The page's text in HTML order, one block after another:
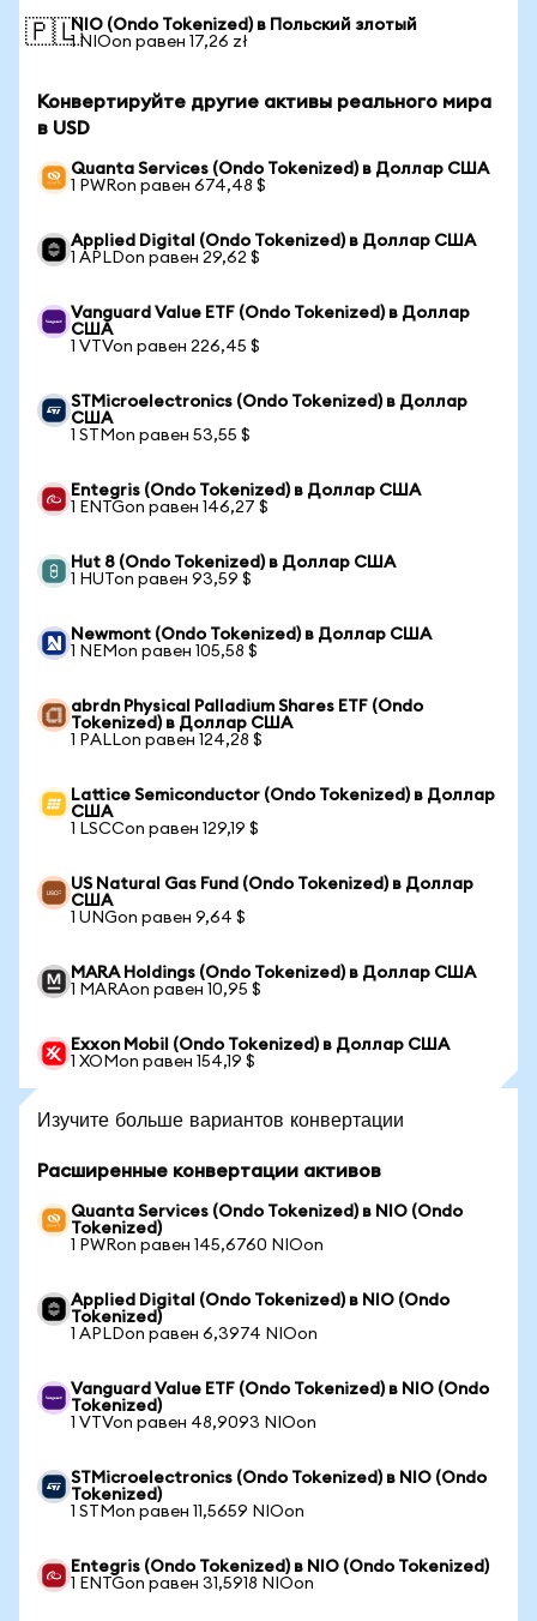
🇵🇱NIO (Ondo Tokenized) в Польский злотый
1 NIOon равен 17,26 zł
Конвертируйте другие активы реального мира
в USD
Quanta Services (Ondo Tokenized) в Доллар США
1 PWRon равен 674,48 $
Applied Digital (Ondo Tokenized) в Доллар США
1 APLDon равен 29,62 $
Vanguard Value ETF (Ondo Tokenized) в Доллар
США
1 VTVon равен 226,45 $
STMicroelectronics (Ondo Tokenized) в Доллар
США
1 STMon равен 53,55 $
Entegris (Ondo Tokenized) в Доллар США
1 ENTGon равен 146,27 $
Hut 8 (Ondo Tokenized) в Доллар США
1 HUTon равен 93,59 $
Newmont (Ondo Tokenized) в Доллар США
1 NEMon равен 105,58 $
abrdn Physical Palladium Shares ETF (Ondo
Tokenized) в Доллар США
1 PALLon равен 124,28 $
Lattice Semiconductor (Ondo Tokenized) в Доллар
США
1 LSCCon равен 129,19 $
US Natural Gas Fund (Ondo Tokenized) в Доллар
США
1 UNGon равен 9,64 $
MARA Holdings (Ondo Tokenized) в Доллар США
1 MARAon равен 10,95 $
Exxon Mobil (Ondo Tokenized) в Доллар США
1 XOMon равен 154,19 $
Изучите больше вариантов конвертации
Расширенные конвертации активов
Quanta Services (Ondo Tokenized) в NIO (Ondo
Tokenized)
1 PWRon равен 145,6760 NIOon
Applied Digital (Ondo Tokenized) в NIO (Ondo
Tokenized)
1 APLDon равен 6,3974 NIOon
Vanguard Value ETF (Ondo Tokenized) в NIO (Ondo
Tokenized)
1 VTVon равен 48,9093 NIOon
STMicroelectronics (Ondo Tokenized) в NIO (Ondo
Tokenized)
1 STMon равен 11,5659 NIOon
Entegris (Ondo Tokenized) в NIO (Ondo Tokenized)
1 ENTGon равен 31,5918 NIOon